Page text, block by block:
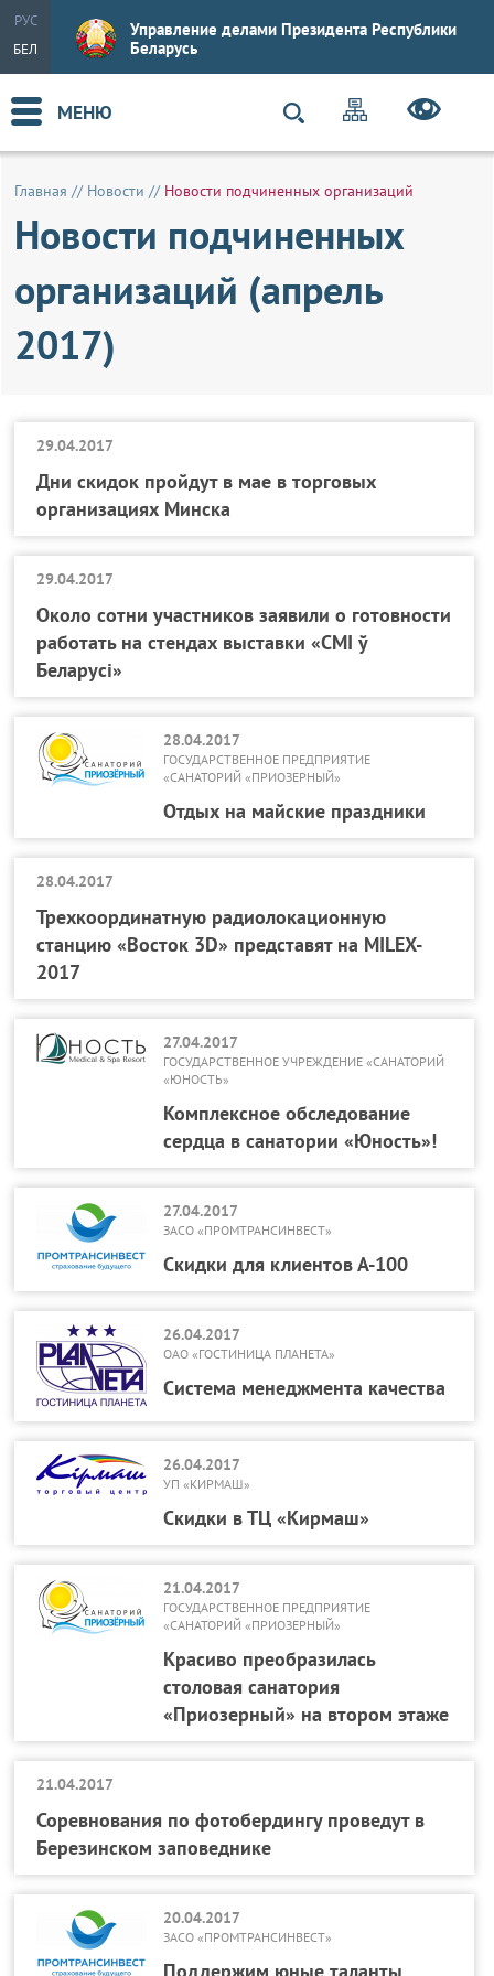
РУС
БЕЛ
Управление делами Президента Республики
Беларусь
МЕНЮ
Главная // Новости // Новости подчиненных организаций
Новости подчиненных
организаций (апрель
2017)
29.04.2017
Дни скидок пройдут в мае в торговых
организациях Минска
29.04.2017
Около сотни участников заявили о готовности
работать на стендах выставки «СМI ў
Беларусі»
28.04.2017
ГОСУДАРСТВЕННОЕ ПРЕДПРИЯТИЕ
«САНАТОРИЙ «ПРИОЗЕРНЫЙ»
Отдых на майские праздники
28.04.2017
Трехкоординатную радиолокационную
станцию «Восток 3D» представят на MILEX-
2017
27.04.2017
ГОСУДАРСТВЕННОЕ УЧРЕЖДЕНИЕ «САНАТОРИЙ
«ЮНОСТЬ»
Комплексное обследование
сердца в санатории «Юность»!
27.04.2017
ЗАСО «ПРОМТРАНСИНВЕСТ»
Скидки для клиентов А-100
26.04.2017
ОАО «ГОСТИНИЦА ПЛАНЕТА»
Система менеджмента качества
26.04.2017
УП «КИРМАШ»
Скидки в ТЦ «Кирмаш»
21.04.2017
ГОСУДАРСТВЕННОЕ ПРЕДПРИЯТИЕ
«САНАТОРИЙ «ПРИОЗЕРНЫЙ»
Красиво преобразилась
столовая санатория
«Приозерный» на втором этаже
21.04.2017
Соревнования по фотобердингу проведут в
Березинском заповеднике
20.04.2017
ЗАСО «ПРОМТРАНСИНВЕСТ»